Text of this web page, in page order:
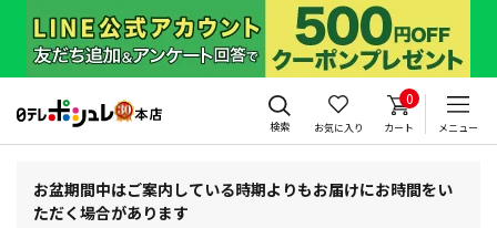
検索 お気に入り
0
カート メニュー
お盆期間中はご案内している時期よりもお届けにお時間をい
ただく場合があります